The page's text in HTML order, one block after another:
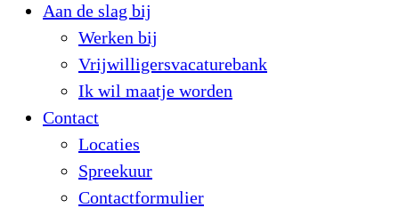
Aan de slag bij
Werken bij
Vrijwilligersvacaturebank
Ik wil maatje worden
Contact
Locaties
Spreekuur
Contactformulier